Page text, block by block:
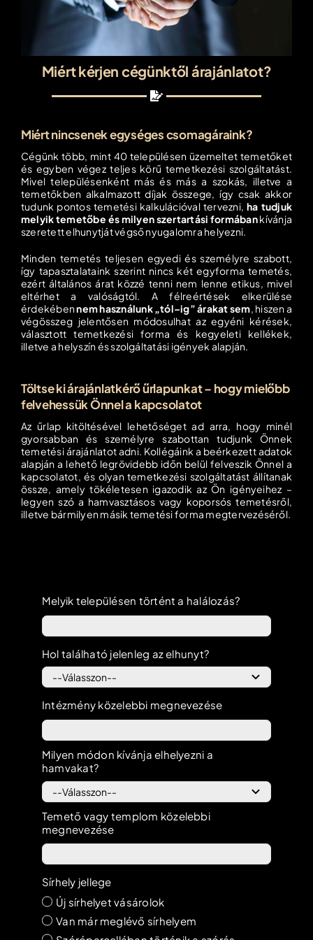
Iroda kereső
Árajánlatkérés
Időpontfoglalás
Miért kérjen cégünktől árajánlatot?
Miért nincsenek egységes csomagáraink?
Cégünk több, mint 40 településen üzemeltet temetőket
és egyben végez teljes körű temetkezési szolgáltatást.
Mivel településenként más és más a szokás, illetve a
temetőkben alkalmazott díjak összege, így csak akkor
tudunk pontos temetési kalkulációval tervezni,ha tudjuk
melyik temetőbe és milyen szertartási formábankívánja
szeretett elhunytját végső nyugalomra helyezni.
Minden temetés teljesen egyedi és személyre szabott,
így tapasztalataink szerint nincs két egyforma temetés,
ezért általános árat közzé tenni nem lenne etikus, mivel
eltérhet a valóságtól. A félreértések elkerülése
érdekébennem használunk „tól–ig” árakat sem, hiszen a
végösszeg jelentősen módosulhat az egyéni kérések,
választott temetkezési forma és kegyeleti kellékek,
illetve a helyszín és szolgáltatási igények alapján.
Töltse ki árajánlatkérő űrlapunkat – hogy mielőbb
felvehessük Önnel a kapcsolatot
Az űrlap kitöltésével lehetőséget ad arra, hogy minél
gyorsabban és személyre szabottan tudjunk Önnek
temetési árajánlatot adni. Kollégáink a beérkezett adatok
alapján a lehető legrövidebb időn belül felveszik Önnel a
kapcsolatot, és olyan temetkezési szolgáltatást állítanak
össze, amely tökéletesen igazodik az Ön igényeihez –
legyen szó a hamvasztásos vagy koporsós temetésről,
illetve bármilyen másik temetési forma megtervezéséről.
Melyik településen történt a halálozás?
Hol található jelenleg az elhunyt?
Intézmény közelebbi megnevezése
Milyen módon kívánja elhelyezni a
hamvakat?
Temető vagy templom közelebbi
megnevezése
Sírhely jellege
Új sírhelyet vásárolok
Van már meglévő sírhelyem